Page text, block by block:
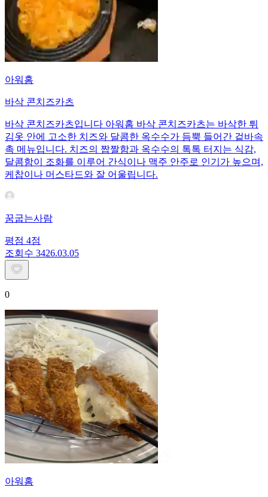
아워홈
바삭 콘치즈카츠
바삭 콘치즈카츠입니다 아워홈 바삭 콘치즈카츠는 바삭한 튀
김옷 안에 고소한 치즈와 달콤한 옥수수가 듬뿍 들어간 겉바속
촉 메뉴입니다. 치즈의 짭짤함과 옥수수의 톡톡 터지는 식감,
달콤함이 조화를 이루어 간식이나 맥주 안주로 인기가 높으며,
케찹이나 머스타드와 잘 어울립니다.
꿈굽는사람
평점 4점
조회수 3426.03.05
0
아워홈